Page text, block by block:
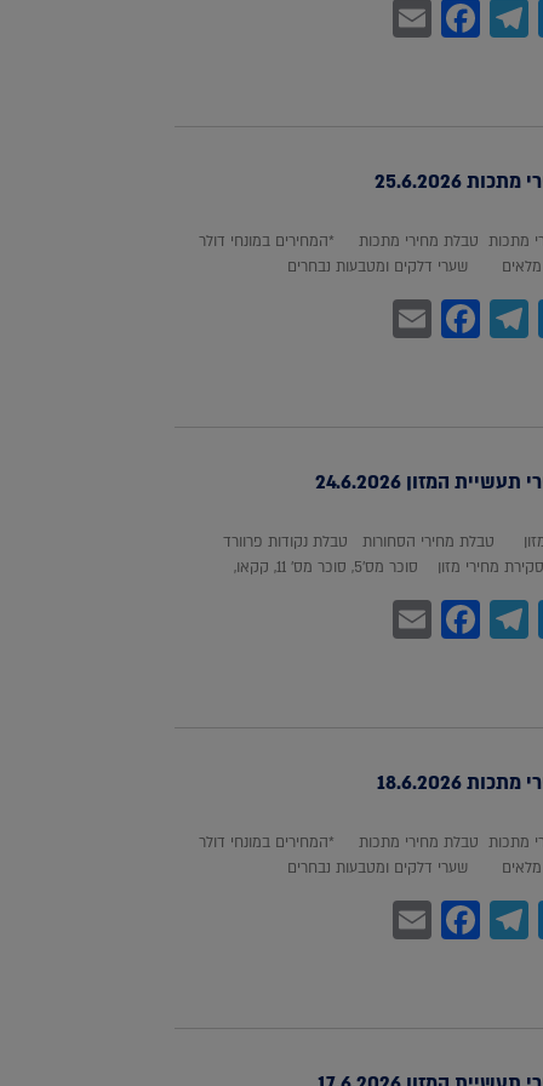
Twitter
Telegram
Facebook
Email
25.6.2026
מתכות טבלת מחירי מתכות *המחירים במונחי דולר
שערי דלקים ומטבעות נבחרים
Twitter
Telegram
Facebook
Email
המזון 24.6.2026
טבלת מחירי הסחורות טבלת נקודות פרוורד
מזון סוכר מס'5, סוכר מס' 11, קקאו,
Twitter
Telegram
Facebook
Email
18.6.2026
מתכות טבלת מחירי מתכות *המחירים במונחי דולר
שערי דלקים ומטבעות נבחרים
Twitter
Telegram
Facebook
Email